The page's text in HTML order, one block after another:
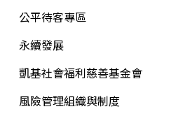
公平待客專區
永續發展
凱基社會福利慈善基金會
風險管理組織與制度